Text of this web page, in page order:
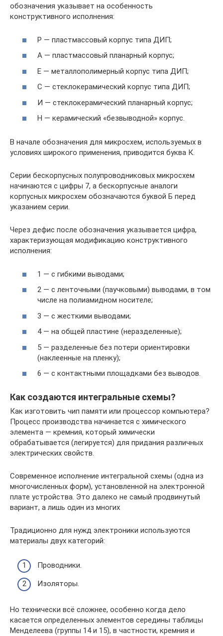
обозначения указывает на особенность
конструктивного исполнения:
Р — пластмассовый корпус типа ДИП;
А — пластмассовый планарный корпус;
Е — металлополимерный корпус типа ДИП;
С — стеклокерамический корпус типа ДИП;
И — стеклокерамический планарный корпус;
Н — керамический «безвыводной» корпус.
В начале обозначения для микросхем, используемых в
условиях широкого применения, приводится буква К.
Серии бескорпусных полупроводниковых микросхем
начинаются с цифры 7, а бескорпусные аналоги
корпусных микросхем обозначаются буквой Б перед
указанием серии.
Через дефис после обозначения указывается цифра,
характеризующая модификацию конструктивного
исполнения:
1 — с гибкими выводами;
2 — с ленточными (паучковыми) выводами, в том
числе на полиамидном носителе;
3 — с жесткими выводами;
4 — на общей пластине (неразделенные);
5 — разделенные без потери ориентировки
(наклеенные на пленку);
6 — с контактными площадками без выводов.
Как создаются интегральные схемы?
Как изготовить чип памяти или процессор компьютера?
Процесс производства начинается с химического
элемента — кремния, который химически
обрабатывается (легируется) для придания различных
электрических свойств.
Современное исполнение интегральной схемы (одна из
многочисленных форм), установленной на электронной
плате устройства. Это далеко не самый продвинутый
вариант, а лишь один из многих
Традиционно для нужд электроники используются
материалы двух категорий:
Проводники.
Изоляторы.
Но технически всё сложнее, особенно когда дело
касается определенных элементов середины таблицы
Менделеева (группы 14 и 15), в частности, кремния и